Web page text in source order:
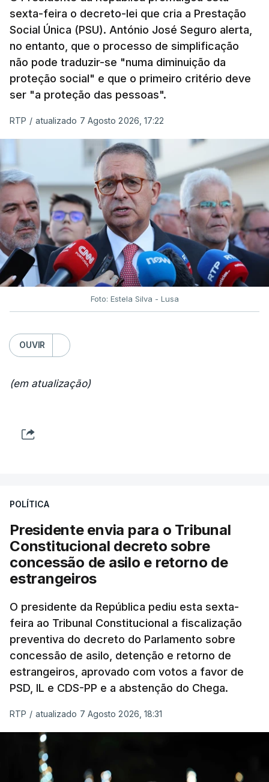
sexta-feira o decreto-lei que cria a Prestação
Social Única (PSU). António José Seguro alerta,
no entanto, que o processo de simplificação
não pode traduzir-se "numa diminuição da
proteção social" e que o primeiro critério deve
ser "a proteção das pessoas".
RTP / atualizado 7 Agosto 2026, 17:22
Foto: Estela Silva - Lusa
OUVIR
(em atualização)
POLÍTICA
Presidente envia para o Tribunal
Constitucional decreto sobre
concessão de asilo e retorno de
estrangeiros
O presidente da República pediu esta sexta-
feira ao Tribunal Constitucional a fiscalização
preventiva do decreto do Parlamento sobre
concessão de asilo, detenção e retorno de
estrangeiros, aprovado com votos a favor de
PSD, IL e CDS-PP e a abstenção do Chega.
RTP / atualizado 7 Agosto 2026, 18:31